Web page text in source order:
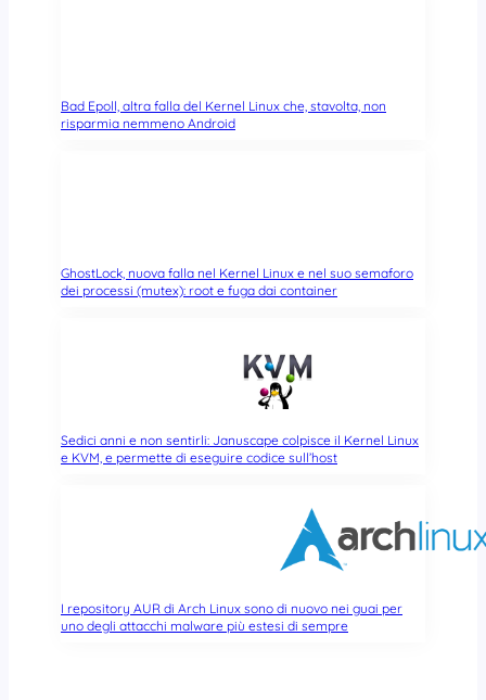
Bad Epoll, altra falla del Kernel Linux che, stavolta, non
risparmia nemmeno Android
GhostLock, nuova falla nel Kernel Linux e nel suo semaforo
dei processi (mutex): root e fuga dai container
Sedici anni e non sentirli: Januscape colpisce il Kernel Linux
e KVM, e permette di eseguire codice sull’host
I repository AUR di Arch Linux sono di nuovo nei guai per
uno degli attacchi malware più estesi di sempre